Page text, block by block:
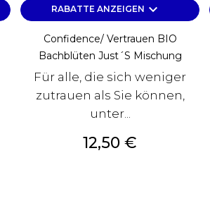
RABATTE ANZEIGEN keyboard_arrow_down
Confidence/ Vertrauen BIO
Bachblüten Just´s Mischung
Für alle, die sich weniger
zutrauen als Sie können,
unter...
Preis
12,50 €